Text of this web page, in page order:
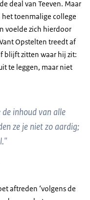
deal van Teeven. Maar
het toenmalige college
voelde zich hierdoor
Opstelten treedt af
blijft zitten waar hij zit:
te leggen, maar niet
inhoud van alle
ze je niet zo aardig;
aftreden ‘volgens de